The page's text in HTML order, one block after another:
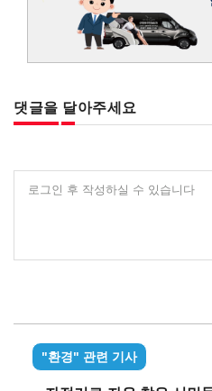
댓글을 달아주세요
로그인 후 작성하실 수 있습니다
"환경" 관련 기사